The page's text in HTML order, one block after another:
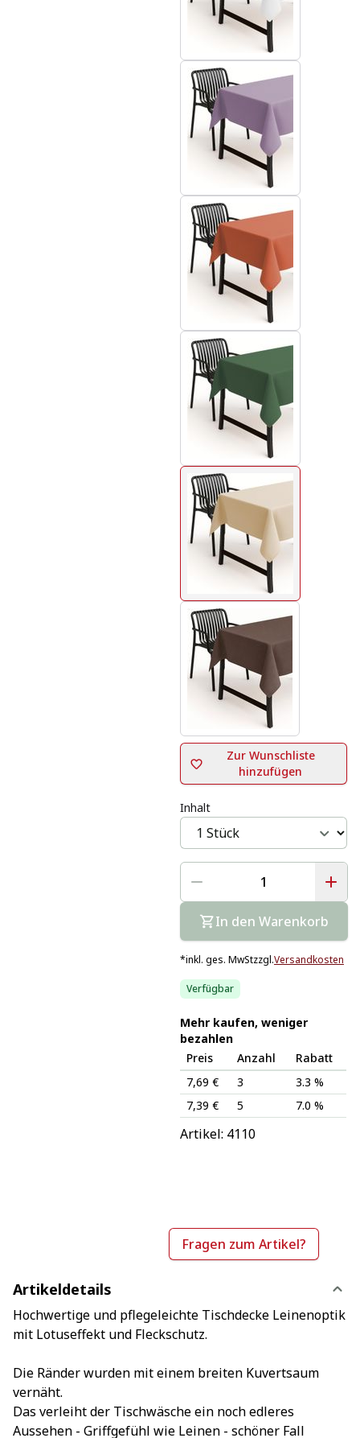
Zur Wunschliste
hinzufügen
Inhalt
In den Warenkorb
*inkl. ges. MwStzzgl.Versandkosten
Verfügbar
Mehr kaufen, weniger
bezahlen
Preis
Anzahl
Rabatt
7,69 €
3
3.3 %
7,39 €
5 7.0 %
Artikel: 4110
Fragen zum Artikel?
Artikeldetails
Hochwertige und pflegeleichte Tischdecke Leinenoptik
mit Lotuseffekt und Fleckschutz.
Die Ränder wurden mit einem breiten Kuvertsaum
vernäht.
Das verleiht der Tischwäsche ein noch edleres
Aussehen - Griffgefühl wie Leinen - schöner Fall